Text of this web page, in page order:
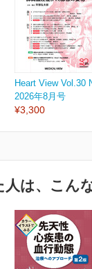
Heart View Vol.30
2026年8月号
¥3,300
は、こん